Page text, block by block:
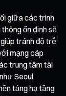
giữa các trình
ổn định sẽ
tránh độ trễ
mạng cáp
trung tâm tài
Seoul,
tảng hạ tầng